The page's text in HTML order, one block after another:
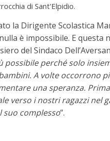
di Sant'Elpidio.
la Dirigente Scolastica
è impossibile. E questa
del Sindaco
perché solo
A volte occorrono
una speranza.
verso i nostri ragazzi nel
suo complesso”.